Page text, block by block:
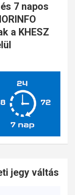
7 napos
a KHESZ
jegy váltás